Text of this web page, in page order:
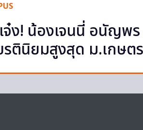
จ๋ง! น้องเจนนี่ อนัญพ
รตินิยมสูงสุด ม.เกษตร